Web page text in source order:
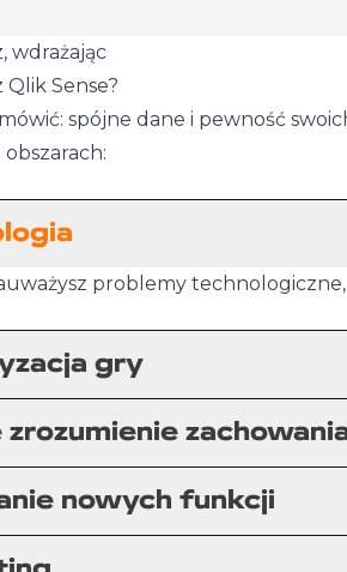
wdrażając
Sense?
spójne dane i pewność
problemy
gry
zrozumienie
nowych funkcji